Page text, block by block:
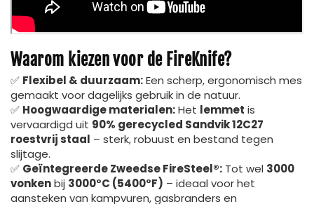
Waarom kiezen voor de FireKnife?
✅ Flexibel & duurzaam:Een scherp, ergonomisch mes
gemaakt voor dagelijks gebruik in de natuur.
✅ Hoogwaardige materialen:Het lemmet is
vervaardigd uit 90% gerecycled Sandvik 12C27
roestvrij staal – sterk, robuust en bestand tegen
slijtage.
✅ Geïntegreerde Zweedse FireSteel®: Tot wel 3000
vonkenbij 3000°C (5400°F) – ideaal voor het
aansteken van kampvuren, gasbranders en